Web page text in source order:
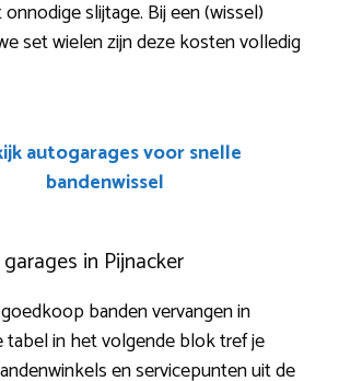
slijtage. Bij een (wissel)
set wielen zijn deze kosten volledig
autogarages voor snelle
bandenwissel
in Pijnacker
banden vervangen in
tabel in het volgende blok tref je
en servicepunten uit de